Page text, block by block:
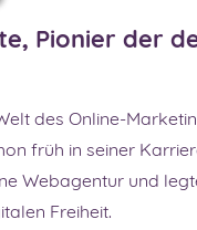
Pionier der
des Online-
früh in seiner
Webagentur und
Freiheit.